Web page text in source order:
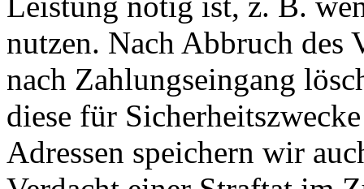
nutzen. Nach Abbruch des
nach Zahlungseingang
diese für
Adressen speichern wir